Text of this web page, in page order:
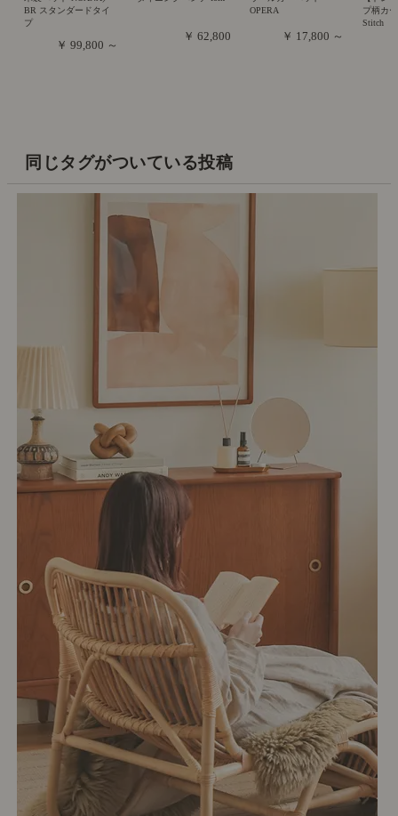
BR スタンダードタイ
プ
￥ 99,800 ～
￥ 62,800
OPERA
￥ 17,800 ～
プ柄カ
Stitch
同じタグがついている投稿